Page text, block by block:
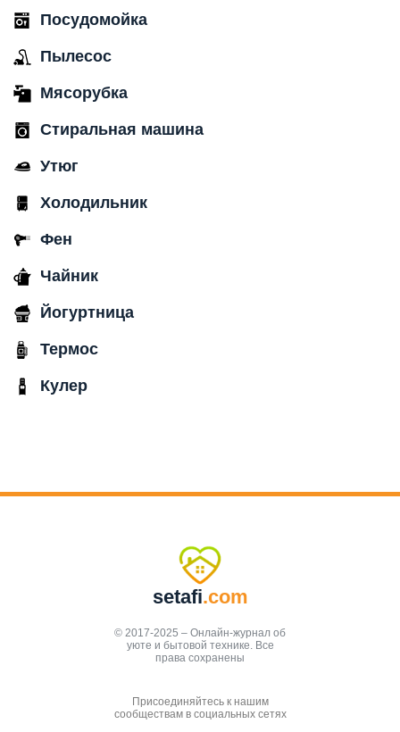
Посудомойка
Пылесос
Мясорубка
Стиральная машина
Утюг
Холодильник
Фен
Чайник
Йогуртница
Термос
Кулер
setafi.com
© 2017-2025 – Онлайн-журнал об
уюте и бытовой технике. Все
права сохранены
Присоединяйтесь к нашим
сообществам в социальных сетях